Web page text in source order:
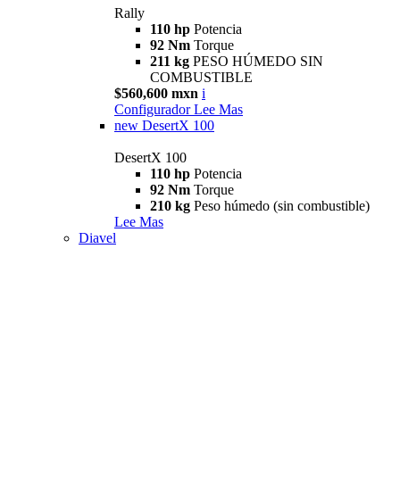
Rally
110 hp Potencia
92 Nm Torque
211 kg PESO HÚMEDO SIN
COMBUSTIBLE
$560,600 mxn i
Configurador Lee Mas
new DesertX 100
DesertX 100
110 hp Potencia
92 Nm Torque
210 kg Peso húmedo (sin combustible)
Lee Mas
Diavel